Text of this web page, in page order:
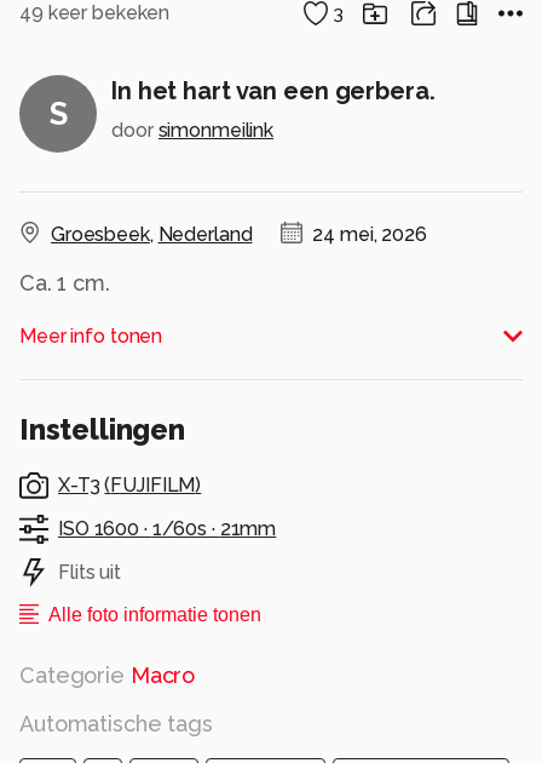
49 keer bekeken 3
S
In het hart van een gerbera.
door simonmeilink
Groesbeek, Nederland 24 mei, 2026
Ca. 1 cm.
Alle rechten voorbehouden
Meer info tonen
Instellingen
X-T3 (FUJIFILM)
ISO 1600 · 1/60s · 21mm
Flits uit
Alle foto informatie tonen
Categorie Macro
Automatische tags